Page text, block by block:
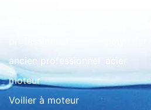
ancien professionnel
moteur
Voilier à moteur
acier